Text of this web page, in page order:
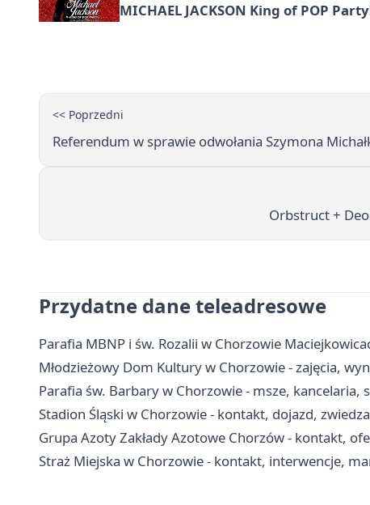
MICHAEL JACKSON King of POP
<< Poprzedni
Referendum w sprawie odwołania Szymona
Orbstruct +
Przydatne dane teleadresowe
Parafia MBNP i św. Rozalii w Chorzowie
Młodzieżowy Dom Kultury w Chorzowie - zajęcia,
Parafia św. Barbary w Chorzowie - msze, kancelaria,
Stadion Śląski w Chorzowie - kontakt, dojazd,
Grupa Azoty Zakłady Azotowe Chorzów - kontakt,
Straż Miejska w Chorzowie - kontakt, interwencje,